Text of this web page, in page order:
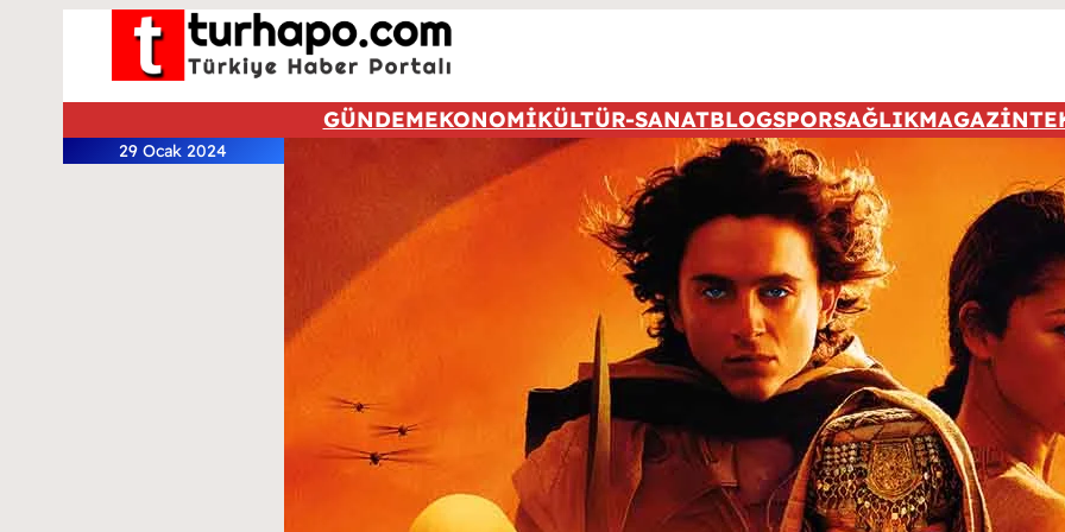
GÜNDEMEKONOMİKÜLTÜR-SANATBLOGSPORSAĞLIKMAGAZİN
29 Ocak 2024
Sorry. No
Tüm